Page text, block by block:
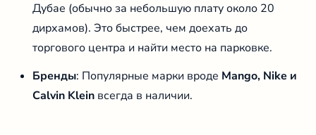
Дубае (обычно за небольшую плату около 20
дирхамов). Это быстрее, чем доехать до
торгового центра и найти место на парковке.
Бренды: Популярные марки вроде Mango, Nike и
Calvin Klein всегда в наличии.